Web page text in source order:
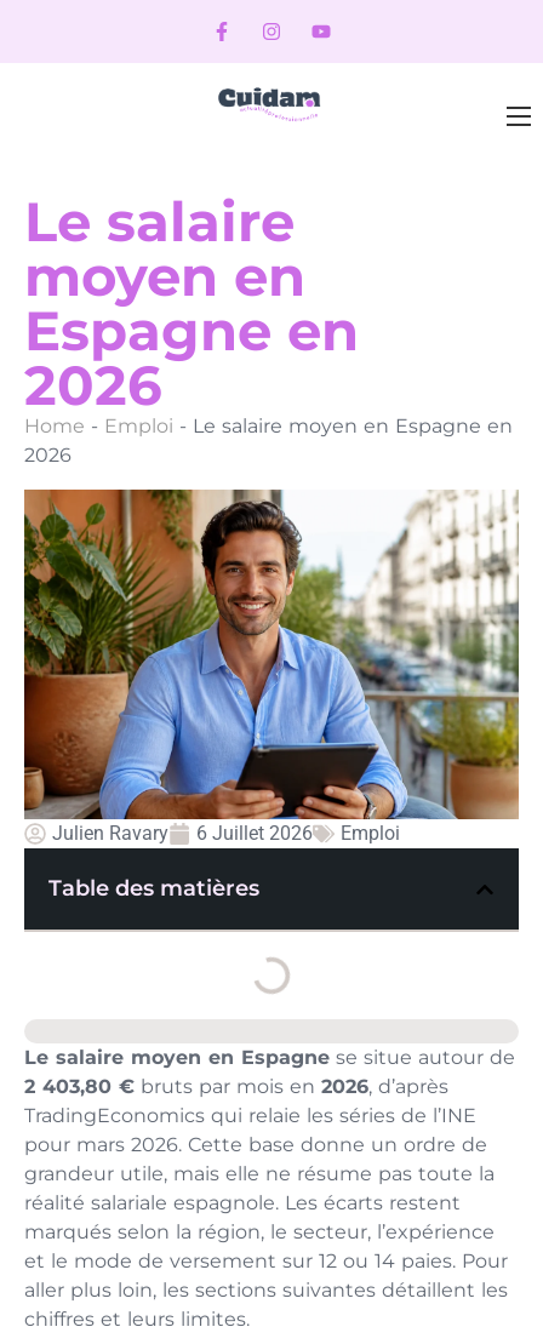
Le salaire
moyen en
Espagne en
2026
Home - Emploi - Le salaire moyen en Espagne en
2026
Julien Ravary 6 Juillet 2026 Emploi
Table des matières
Le salaire moyen en Espagne se situe autour de
2 403,80 € bruts par mois en 2026, d’après
TradingEconomics qui relaie les séries de l’INE
pour mars 2026. Cette base donne un ordre de
grandeur utile, mais elle ne résume pas toute la
réalité salariale espagnole. Les écarts restent
marqués selon la région, le secteur, l’expérience
et le mode de versement sur 12 ou 14 paies. Pour
aller plus loin, les sections suivantes détaillent les
chiffres et leurs limites.